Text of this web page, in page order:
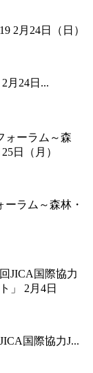
月24日...
ーラム～森林・
国際協力J...